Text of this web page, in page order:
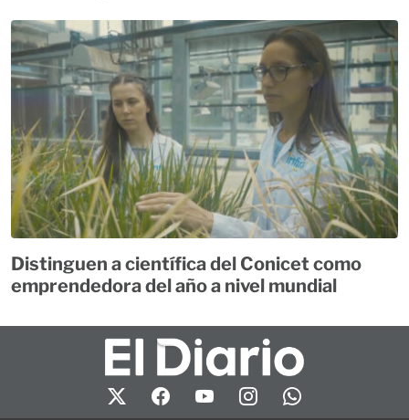
Distinguen a científica del Conicet como
emprendedora del año a nivel mundial